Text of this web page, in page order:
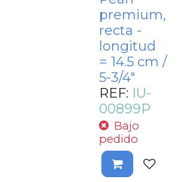
premium,
recta -
longitud
= 14.5 cm /
5-3/4"
REF: IU-
00899P
Bajo
pedido